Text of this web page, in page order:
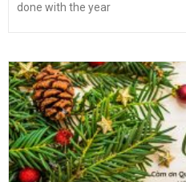
done with the year